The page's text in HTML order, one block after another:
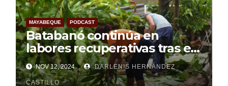
MAYABEQUE PODCAST
Batabanó continúa en
labores recuperativas tras el
paso del huracán Rafael (+
Audio)
NOV 12, 2024 DARLENIS HERNÁNDEZ
CASTILLO